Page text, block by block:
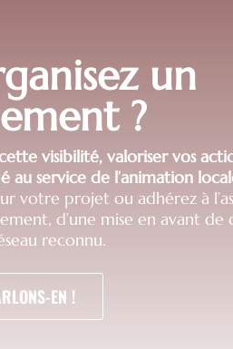
un
?
visibilité, valoriser vos
au service de l’animation
votre projet ou adhérez à
d’une mise en avant de
reconnu.
EN !